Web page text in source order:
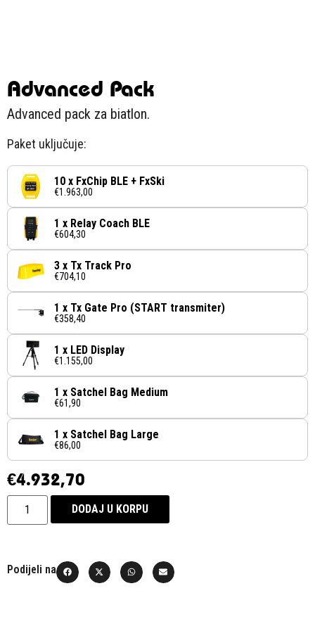
Advanced Pack
Advanced pack za biatlon.
Paket uključuje:
10 x FxChip BLE + FxSki
€1.963,00
1 x Relay Coach BLE
€604,30
3 x Tx Track Pro
€704,10
1 x Tx Gate Pro (START transmiter)
€358,40
1 x LED Display
€1.155,00
1 x Satchel Bag Medium
€61,90
1 x Satchel Bag Large
€86,00
€4.932,70
DODAJ U KORPU
Podijeli na